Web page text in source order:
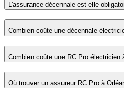
L'assurance décennale est-elle
Combien coûte une décennale
Combien coûte une RC Pro électricien
Où trouver un assureur RC Pro à